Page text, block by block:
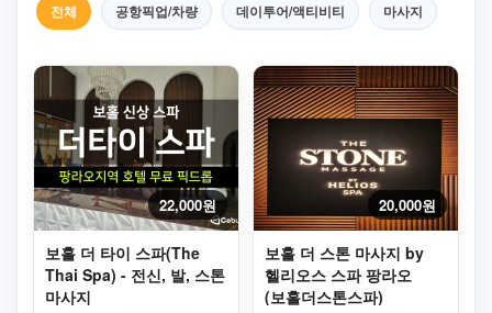
전체 공항픽업/차량 데이투어/액티비티 마사지
22,000원
보홀 더 타이 스파(The
Thai Spa) - 전신, 발, 스톤
마사지
20,000원
보홀 더 스톤 마사지 by
헬리오스 스파 팡라오
(보홀더스톤스파)